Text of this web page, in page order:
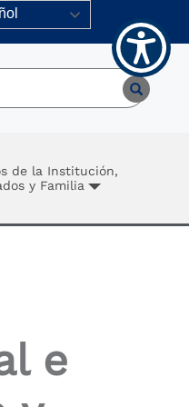
de la Institución,
y Familia
e